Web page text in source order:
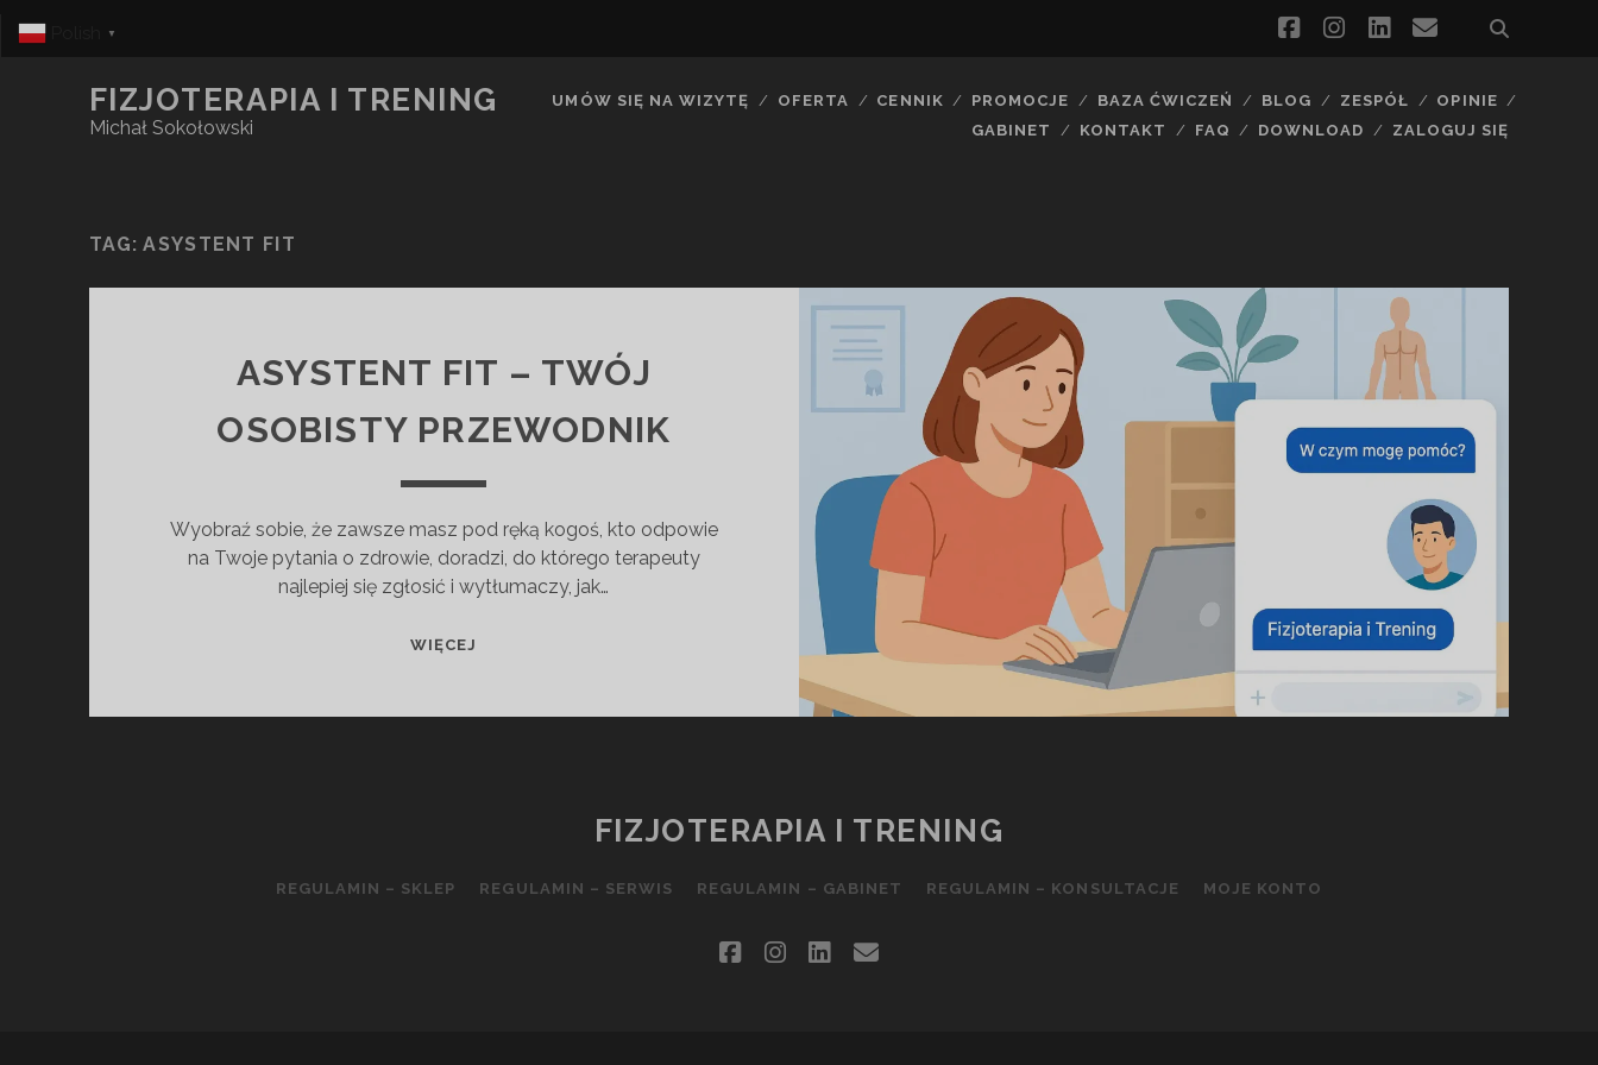
facebookinstagram
linkedinemail
FIZJOTERAPIA I TRENING
Michał Sokołowski
UMÓW SIĘ NA WIZYTĘ OFERTA CENNIK PROMOCJE BAZA ĆWICZEŃ BLOG ZESPÓŁ
OPINIE
GABINET
KONTAKT FAQ DOWNLOAD ZALOGUJ SIĘ
TAG:ASYSTENT FIT
ASYSTENT FIT – TWÓJ
OSOBISTY PRZEWODNIK
Wyobraź sobie, że zawsze masz pod ręką kogoś, kto odpowie
na Twoje pytania o zdrowie, doradzi, do którego terapeuty
najlepiej się zgłosić i wytłumaczy, jak…
WIĘCEJ
FIZJOTERAPIA I TRENING
REGULAMIN – SKLEP REGULAMIN – SERWIS REGULAMIN – GABINET REGULAMIN – KONSULTACJE MOJE KONTO
facebookinstagram
linkedin
email
▼